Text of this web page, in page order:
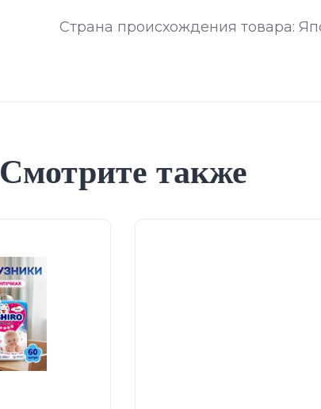
Страна происхождения товара:
Смотрите также